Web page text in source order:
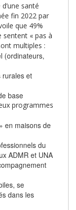
santé
fin 2022 par
que 49%
sentent « pas à
multiples :
(ordinateurs,
rurales et
base
programmes
en maisons de
du
ADMR et UNA
se
dans les